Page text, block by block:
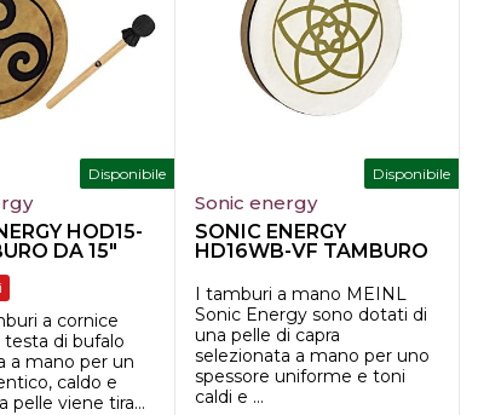
Disponibile
HOD15-
DA 15"
a cornice
di bufalo
a mano per un
caldo e
pelle viene tira...
Disponibile
Sonic energy
SONIC ENERGY
HD16WB-VF TAMBURO
I tamburi a mano MEINL
Sonic Energy sono dotati di
una pelle di capra
selezionata a mano per uno
spessore uniforme e toni
caldi e ...